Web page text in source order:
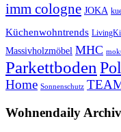
imm cologne JOKA
Küchenwohntrends
Massivholzmöbel MHC
Parkettboden
Home Sonnenschutz
Wohnendaily Archiv